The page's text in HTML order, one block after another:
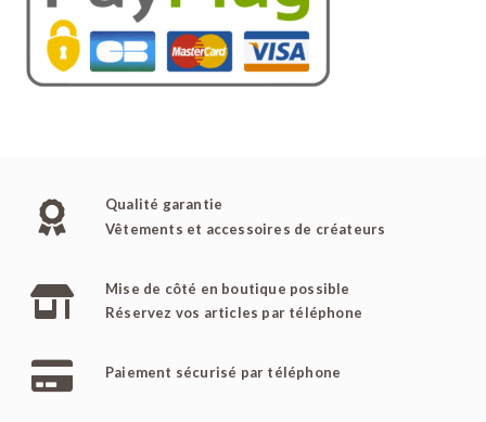
Qualité garantie
Vêtements et accessoires de créateurs
Mise de côté en boutique possible
Réservez vos articles par téléphone
Paiement sécurisé par téléphone